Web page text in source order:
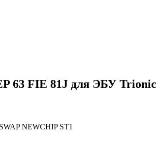
63 FIE 81J для ЭБУ
NEWCHIP ST1